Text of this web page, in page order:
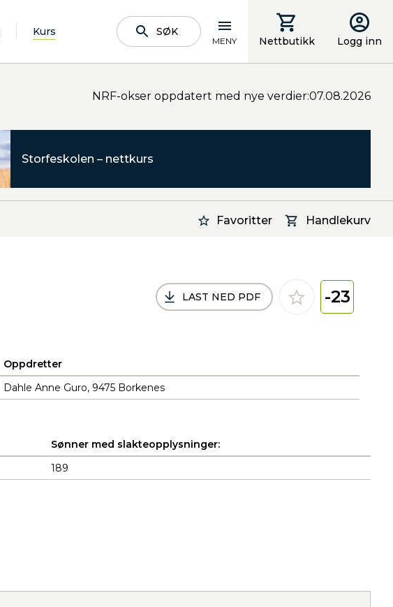
Kurs SØK
MENY Nettbutikk Logg inn
NRF-okser oppdatert med nye verdier:07.08.2026
Storfeskolen – nettkurs
Favoritter Handlekurv
LAST NED PDF -23
Oppdretter
Dahle Anne Guro, 9475 Borkenes
Sønner med slakteopplysninger:
189